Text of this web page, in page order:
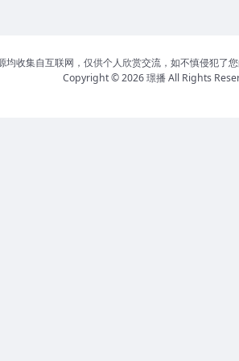
均收集自互联网，仅供个人欣赏交流，如不慎侵犯了
Copyright © 2026璟播All Rights